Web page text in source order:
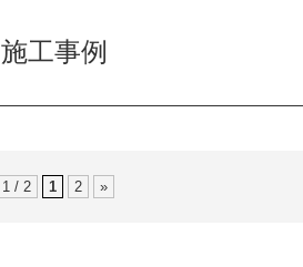
施工事例
1 / 2 1 2 »